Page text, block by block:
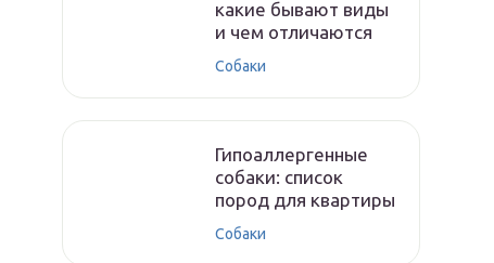
какие бывают виды
и чем отличаются
Собаки
Гипоаллергенные
собаки: список
пород для квартиры
Собаки